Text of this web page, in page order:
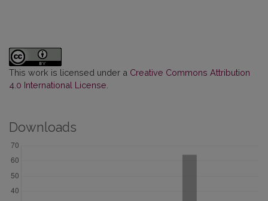
This work is licensed under a Creative Commons Attribution
4.0 International License
Downloads